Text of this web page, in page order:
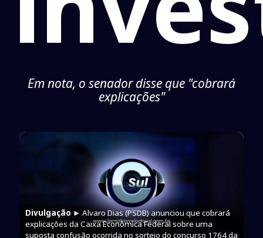
Em nota, o senador disse que "cobrará
explicações"
Divulgação ► Alvaro Dias (PSDB) anunciou que cobrará
explicações da Caixa Econômica Federal sobre uma
suposta confusão ocorrida no sorteio do concurso 1764 da